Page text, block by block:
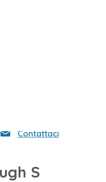
Contattaci
S